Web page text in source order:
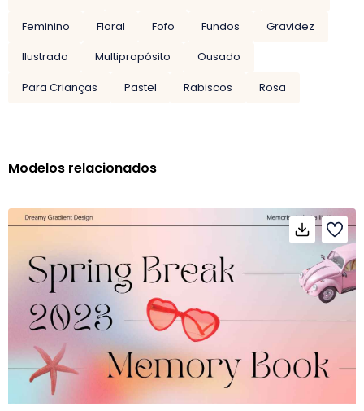
Feminino
Floral Fofo Fundos
Gravidez
Ilustrado
Multipropósito
Ousado
Para Crianças
Pastel Rabiscos Rosa
Modelos relacionados